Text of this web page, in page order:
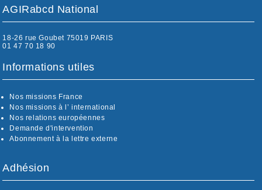
AGIRabcd National
18-26 rue Goubet 75019 PARIS
01 47 70 18 90
Informations utiles
Nos missions France
Nos missions à l’ international
Nos relations européennes
Demande d'intervention
Abonnement à la lettre externe
Adhésion